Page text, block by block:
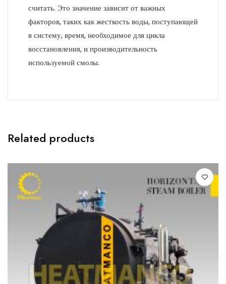
считать. Это значение зависит от важных
факторов, таких как жесткость воды, поступающей
в систему, время, необходимое для цикла
восстановления, и производительность
используемой смолы.
Related products